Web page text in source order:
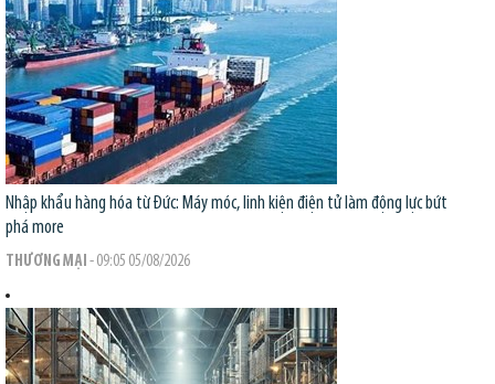
Nhập khẩu hàng hóa từ Đức: Máy móc, linh kiện điện tử làm động lực bứt
phámore
THƯƠNG MẠI - 09:05 05/08/2026